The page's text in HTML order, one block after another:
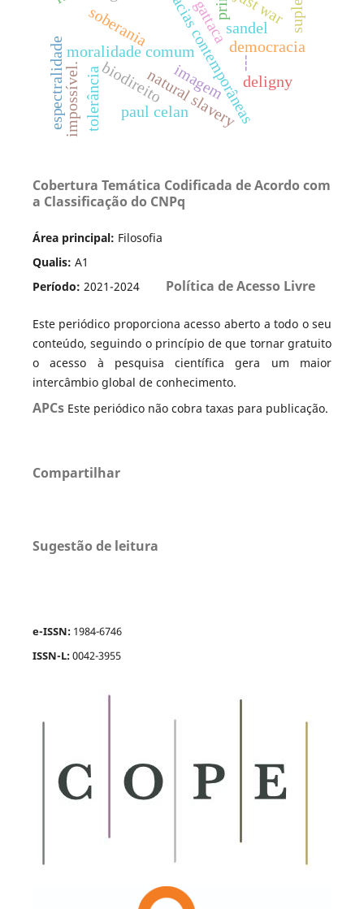
---
gattaca
democracias contemporâneas
moralidade comum
biodireito
espectralidade democracia
soberania sandel
natural slavery
tolerância imagem deligny
paul celan
impossível.
Cobertura Temática Codificada de Acordo com
a Classificação do CNPq
Área principal: Filosofia
Qualis: A1
Período: 2021-2024 Política de Acesso Livre
Este periódico proporciona acesso aberto a todo o seu
conteúdo, seguindo o princípio de que tornar gratuito
o acesso à pesquisa científica gera um maior
intercâmbio global de conhecimento.
APCs Este periódico não cobra taxas para publicação.
Compartilhar
Sugestão de leitura
e-ISSN: 1984-6746
ISSN-L:0042-3955